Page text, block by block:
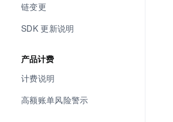
链变更
SDK 更新说明
产品计费
计费说明
高额账单风险警示